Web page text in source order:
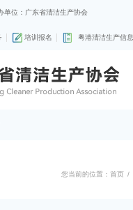
单位：广东省清洁生产协会
培训报名 粤港清洁生产信息
您当前的位置：首页 /